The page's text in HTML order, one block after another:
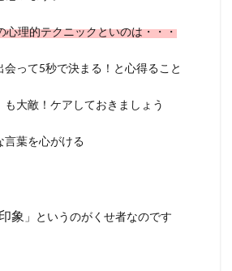
心理的テクニックといのは・・・
会って5秒で決まる！と心得ること
も大敵！ケアしておきましょう
言葉を心がける
象 」というのがくせ者なのです